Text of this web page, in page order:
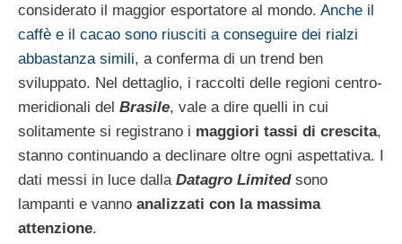
considerato il maggior esportatore al mondo. Anche il
caffè e il cacao sono riusciti a conseguire dei rialzi
abbastanza simili, a conferma di un trend ben
sviluppato. Nel dettaglio, i raccolti delle regioni centro-
meridionali del Brasile, vale a dire quelli in cui
solitamente si registrano i maggiori tassi di crescita,
stanno continuando a declinare oltre ogni aspettativa. I
dati messi in luce dalla Datagro Limitedsono
lampanti e vanno analizzati con la massima
attenzione.